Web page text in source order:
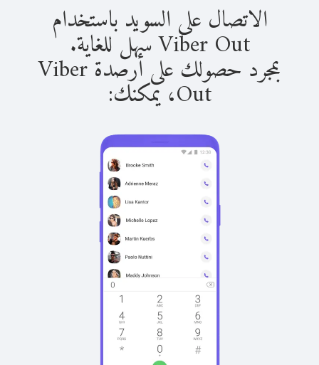
الاتصال على السويد باستخدام
Viber Out سهل للغاية.
بمجرد حصولك على أرصدة Viber
Out، يمكنك: